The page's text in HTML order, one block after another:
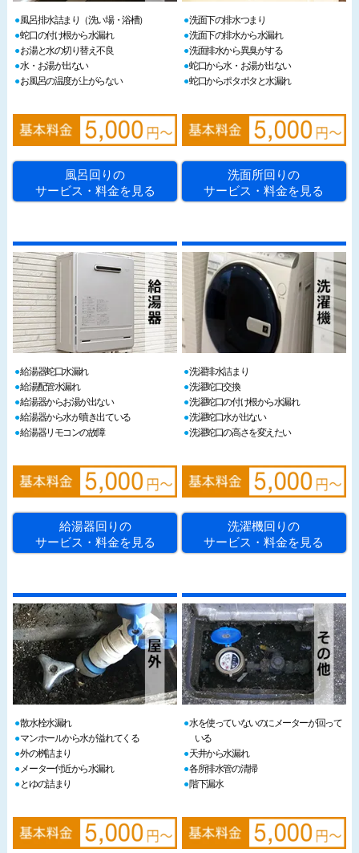
風呂排水詰まり（洗い場・浴槽）
蛇口の付け根から水漏れ
お湯と水の切り替え不良
水・お湯が出ない
お風呂の温度が上がらない
風呂回りの
サービス・料金を見る
洗面下の排水つまり
洗面下の排水から水漏れ
洗面排水から異臭がする
蛇口から水・お湯が出ない
蛇口からポタポタと水漏れ
洗面所回りの
サービス・料金を見る
給湯器蛇口水漏れ
給湯配管水漏れ
給湯器からお湯が出ない
給湯器から水が噴き出ている
給湯器リモコンの故障
給湯器回りの
サービス・料金を見る
洗濯排水詰まり
洗濯蛇口交換
洗濯蛇口の付け根から水漏れ
洗濯蛇口水が出ない
洗濯蛇口の高さを変えたい
洗濯機回りの
サービス・料金を見る
散水栓水漏れ
マンホールから水が溢れてくる
外の桝詰まり
メーター付近から水漏れ
とゆの詰まり
水を使っていないのにメーターが回って
いる
天井から水漏れ
各所排水管の清掃
階下漏水